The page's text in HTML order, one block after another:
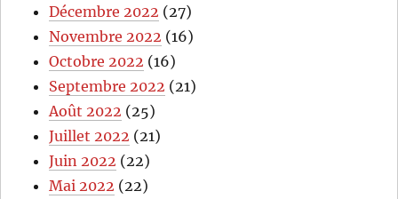
Décembre 2022 (27)
Novembre 2022 (16)
Octobre 2022 (16)
Septembre 2022 (21)
Août 2022 (25)
Juillet 2022 (21)
Juin 2022 (22)
Mai 2022 (22)